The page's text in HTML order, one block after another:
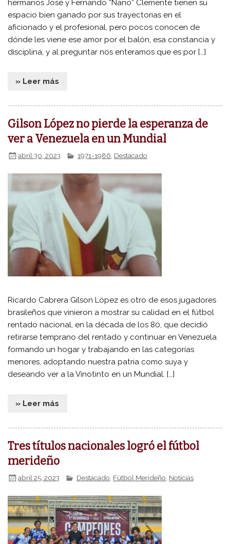
hermanos José y Fernando “Nano” Clemente tienen su
espacio bien ganado por sus trayectorias en el
aficionado y el profesional, pero pocos conocen de
dónde les viene ese amor por el balón, esa constancia y
disciplina, y al preguntar nos enteramos que es por […]
» Leer más
Gilson López no pierde la esperanza de
ver a Venezuela en un Mundial
abril 30, 2023 1971-1986 Destacado
Ricardo Cabrera Gilson López es otro de esos jugadores
brasileños que vinieron a mostrar su calidad en el fútbol
rentado nacional, en la década de los 80, que decidió
retirarse temprano del rentado y continuar en Venezuela
formando un hogar y trabajando en las categorías
menores, adoptando nuestra patria como suya y
deseando ver a la Vinotinto en un Mundial. […]
» Leer más
Tres títulos nacionales logró el fútbol
merideño
abril 25, 2023 Destacado Fútbol Merideño Noticias